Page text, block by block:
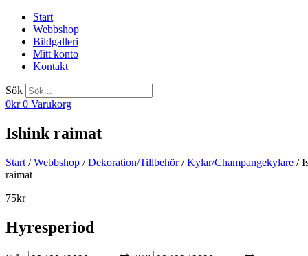
Start
Webbshop
Bildgalleri
Mitt konto
Kontakt
Sök
0kr 0 Varukorg
Ishink raimat
Start /Webbshop /Dekoration/Tillbehör/Kylar/Champangekylare /
raimat
75kr
Hyresperiod